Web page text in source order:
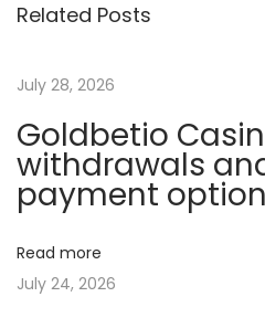
o
n
i
n
e
s
p
Related Posts
July 28, 2026
Goldbetio
withdrawals
payment
Read more
July 24, 2026